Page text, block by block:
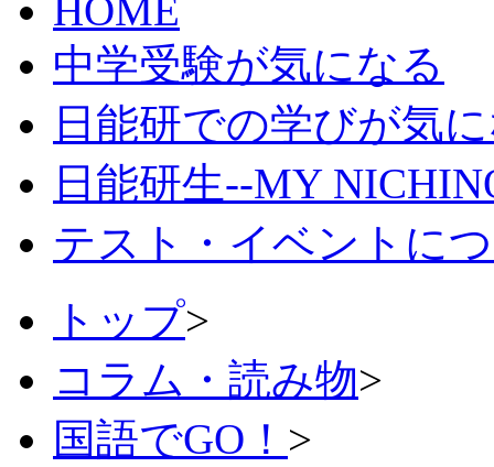
HOME
中学受験が気になる
日能研での学びが気
日能研生--MY
テスト・イベントに
トップ>
コラム・読み物>
国語でGO！ >